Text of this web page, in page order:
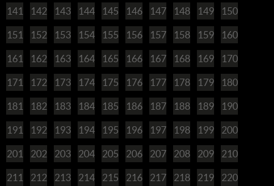
141 142 143 144 145 146 147 148 149 150
151 152 153 154 155 156 157 158 159 160
161 162 163 164 165 166 167 168 169 170
171 172 173 174 175 176 177 178 179 180
181 182 183 184 185 186 187 188 189 190
191 192 193 194 195 196 197 198 199 200
201 202 203 204 205 206 207 208 209 210
211 212 213 214 215 216 217 218 219 220